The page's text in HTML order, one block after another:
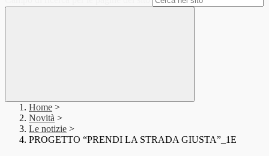
Home >
Novità >
Le notizie >
PROGETTO “PRENDI LA STRADA GIUSTA”_1E